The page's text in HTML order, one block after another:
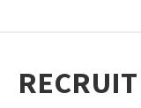
RECRUIT